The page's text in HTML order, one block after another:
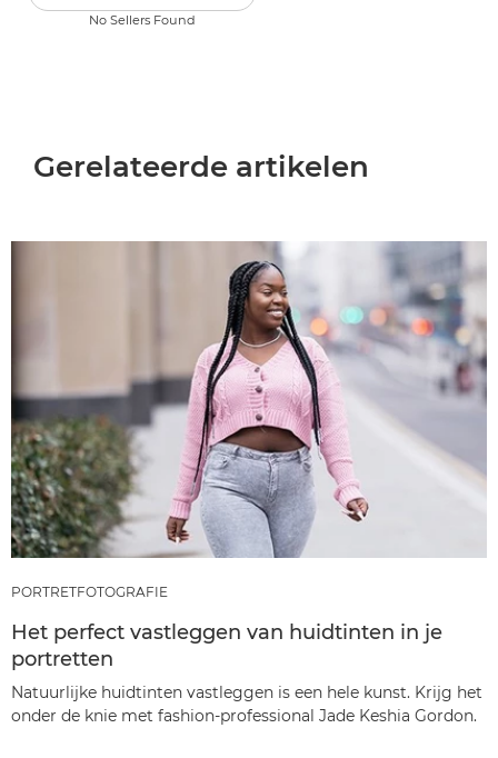
No Sellers Found
Gerelateerde artikelen
PORTRETFOTOGRAFIE
Het perfect vastleggen van huidtinten in je
portretten
Natuurlijke huidtinten vastleggen is een hele kunst. Krijg het
onder de knie met fashion-professional Jade Keshia Gordon.